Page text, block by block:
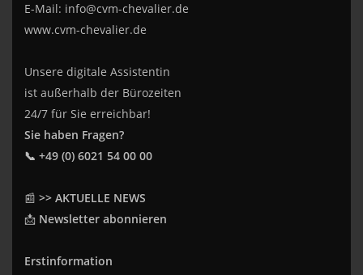
E-Mail: info@cvm-chevalier.de
www.cvm-chevalier.de
Unsere digitale Assistentin
ist außerhalb der Bürozeiten
24/7 für Sie erreichbar!
Sie haben Fragen?
📞 +49 (0) 6021 54 00 00
📰 >> AKTUELLE NEWS
📩 Newsletter abonnieren
Erstinformation